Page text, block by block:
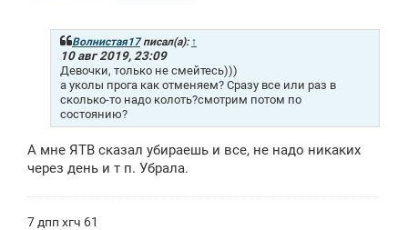
Волнистая17писал(а): ↑
10 авг 2019, 23:09
Девочки, только не смейтесь)))
а уколы прога как отменяем? Сразу все или раз в
сколько-то надо колоть?смотрим потом по
состоянию?
А мне ЯТВ сказал убираешь и все, не надо никаких
через день и т п. Убрала.
7 дпп хгч 61